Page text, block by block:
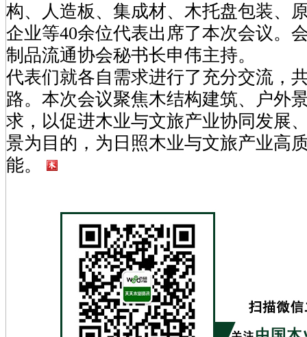
构、人造板、集成材、木托盘包装、
企业等40余位代表出席了本次会议。
制品流通协会秘书长申伟主持。
代表们就各自需求进行了充分交流，
路。本次会议聚焦木结构建筑、户外
求，以促进木业与文旅产业协同发展
景为目的，为日照木业与文旅产业高
能。